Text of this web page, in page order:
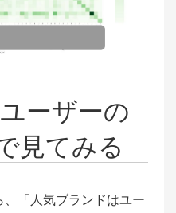
ーザーの
見てみる
「人気ブランドはユー